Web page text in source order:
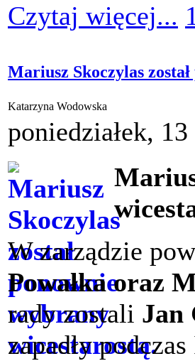
Czytaj więcej...
Mariusz Skoczylas
Katarzyna Wodowska
poniedziałek,
W zarządzie
Powałka oraz
rady zostali Jan
zapadły